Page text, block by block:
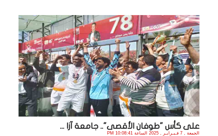
على كأس "طوفان الأقصى"‏.. جامعة آزا ...
الجمعة , 7 فـبـرايـر , 2025 الساعة 10:08:41 PM